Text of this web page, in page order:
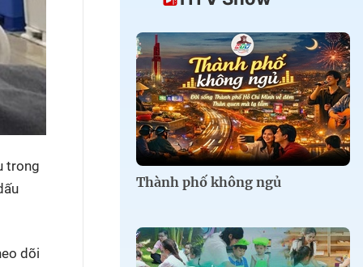
trong
dõi
Thành phố không ngủ